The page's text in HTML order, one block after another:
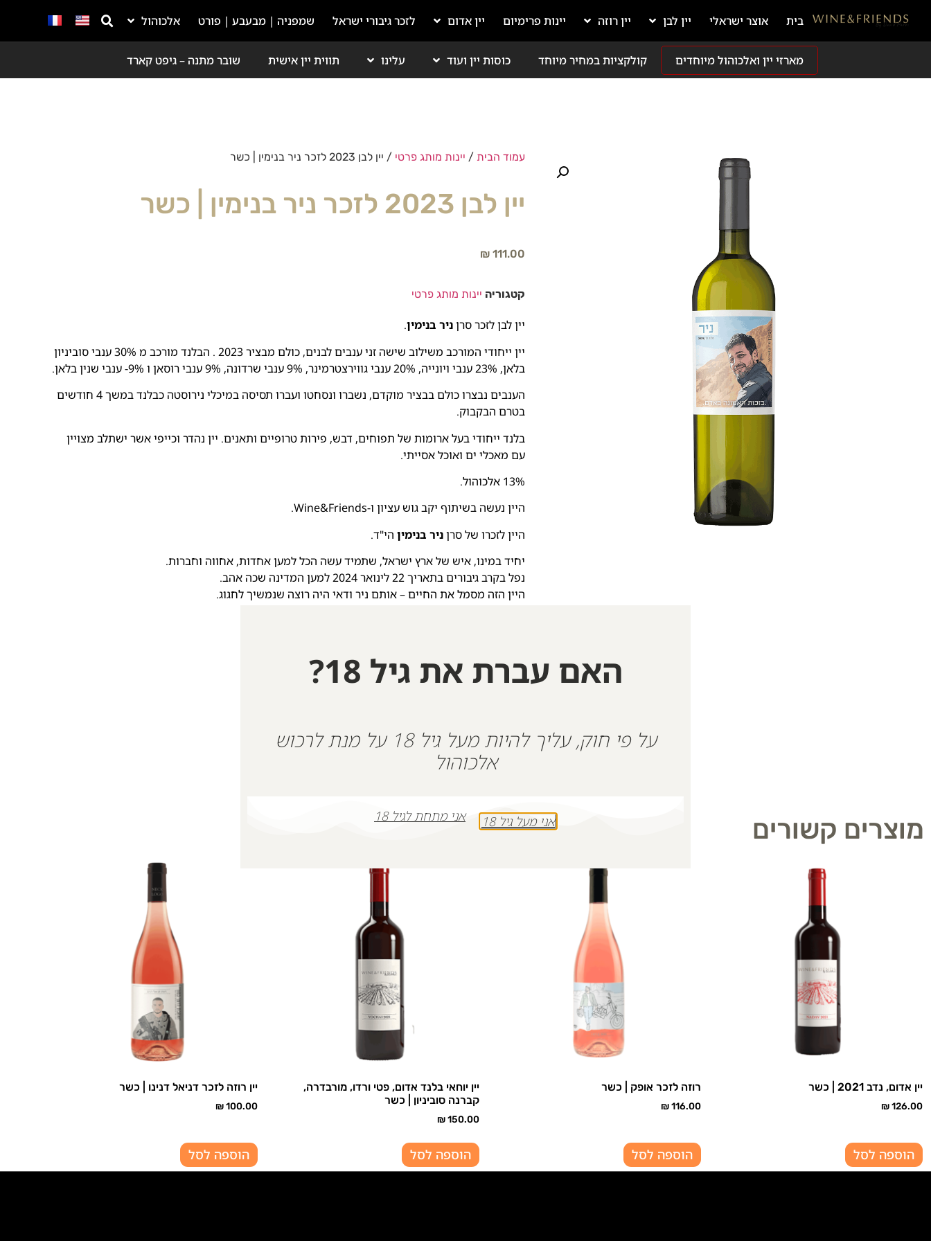
בית אוצר ישראלי יין לבן יין רוזה יינות פרימיום יין אדום לזכר גיבורי ישראל שמפניה | מבעבע | פורט אלכוהול
מארזי יין ואלכוהול מיוחדים קולקציות במחיר מיוחד כוסות יין ועוד עלינו תווית יין אישית שובר מתנה – גיפט קארד
עמוד הבית / יינות מותג פרטי / יין לבן 2023 לזכר ניר בנימין | כשר
יין לבן 2023 לזכר ניר בנימין | כשר
₪ 111.00
קטגוריה יינות מותג פרטי
יין לבן לזכר סרןניר בנימין.
יין ייחודי המורכב משילוב שישה זני ענבים לבנים, כולם מבציר 2023 . הבלנד מורכב מ 30% ענבי סוביניון
בלאן, 23% ענבי ויונייה, 20% ענבי גווירצטרמינר, 9% ענבי שרדונה, 9% ענבי רוסאן ו 9%- ענבי שנין בלאן.
הענבים נבצרו כולם בבציר מוקדם, נשברו ונסחטו ועברו תסיסה במיכלי נירוסטה כבלנד במשך 4 חודשים
בטרם הבקבוק.
בלנד ייחודי בעל ארומות של תפוחים, דבש, פירות טרופיים ותאנים. יין נהדר וכייפי אשר ישתלב מצויין
עם מאכלי ים ואוכל אסייתי.
13% אלכוהול.
היין נעשה בשיתוף יקב גוש עציון ו-Wine&Friends.
היין לזכרו של סרןניר בנימין הי"ד.
יחיד במינו, איש של ארץ ישראל, שתמיד עשה הכל למען אחדות, אחווה וחברות.
נפל בקרב גיבורים בתאריך 22 לינואר 2024 למען המדינה שכה אהב.
היין הזה מסמל את החיים – אותם ניר ודאי היה רוצה שנמשיך לחגוג.
+
הוספה לסל
מוצרים קשורים
יין אדום, נדב 2021 | כשר
₪126.00
הוספה לסל
רוזה לזכר אופק | כשר
₪116.00
הוספה לסל
יין יוחאי בלנד אדום, פטי ורדו, מורבדרה,
קברנה סוביניון | כשר
₪150.00
הוספה לסל
יין רוזה לזכר דניאל דנינו | כשר
₪100.00
הוספה לסל
האם עברת את גיל 18?
על פי חוק, עליך להיות מעל גיל 18 על מנת לרכוש
אלכוהול
אני מעל גיל 18 אני מתחת לגיל 18